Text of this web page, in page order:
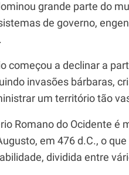
grande parte do
de governo,
começou a declinar a
invasões bárbaras,
um território tão
Romano do Ocidente é
em 476 d.C., o
dividida entre